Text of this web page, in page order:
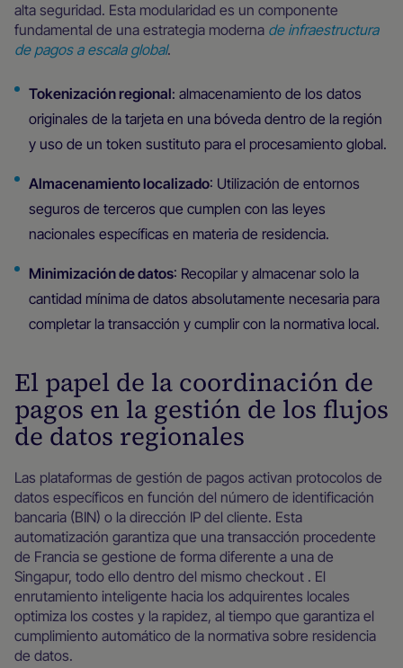
alta seguridad. Esta modularidad es un componente
fundamental de una estrategia moderna de infraestructura
de pagos a escala global.
Tokenización regional: almacenamiento de los datos
originales de la tarjeta en una bóveda dentro de la región
y uso de un token sustituto para el procesamiento global.
Almacenamiento localizado: Utilización de entornos
seguros de terceros que cumplen con las leyes
nacionales específicas en materia de residencia.
Minimización de datos: Recopilar y almacenar solo la
cantidad mínima de datos absolutamente necesaria para
completar la transacción y cumplir con la normativa local.
El papel de la coordinación de
pagos en la gestión de los flujos
de datos regionales
Las plataformas de gestión de pagos activan protocolos de
datos específicos en función del número de identificación
bancaria (BIN) o la dirección IP del cliente. Esta
automatización garantiza que una transacción procedente
de Francia se gestione de forma diferente a una de
Singapur, todo ello dentro del mismo checkout . El
enrutamiento inteligente hacia los adquirentes locales
optimiza los costes y la rapidez, al tiempo que garantiza el
cumplimiento automático de la normativa sobre residencia
de datos.